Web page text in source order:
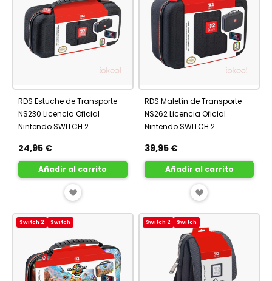
RDS Estuche de Transporte
NS230 Licencia Oficial
Nintendo SWITCH 2
24,95 €
Añadir al carrito
AÑADIR
RDS Maletín de Transporte
NS262 Licencia Oficial
Nintendo SWITCH 2
39,95 €
Añadir al carrito
AÑADIR
FAVORITOS
Switch 2 Switch Switch 2 Switch